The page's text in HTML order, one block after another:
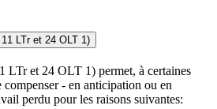
LTr et 24 OLT 1)
LTr et 24 OLT 1) permet, à certaines
- en anticipation ou en
perdu pour les raisons suivantes: